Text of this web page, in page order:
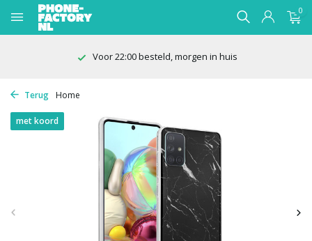
0
Voor 22:00 besteld, morgen in huis
Terug Home
met koord